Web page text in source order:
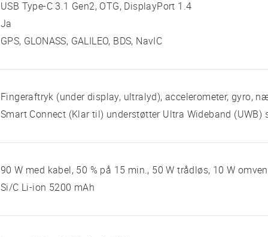
USB Type-C 3.1 Gen2, OTG, DisplayPort 1.4
Ja
GPS, GLONASS, GALILEO, BDS, NavIC
Fingeraftryk (under display, ultralyd), accelerometer, gyro,
Smart Connect (Klar til) understøtter Ultra Wideband (UWB)
90 W med kabel, 50 % på 15 min., 50 W trådløs, 10 W
Si/C Li-ion 5200 mAh